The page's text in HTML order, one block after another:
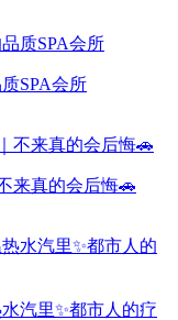
SPA会所
来真的会后悔🚗
汽里✨都市人的疗